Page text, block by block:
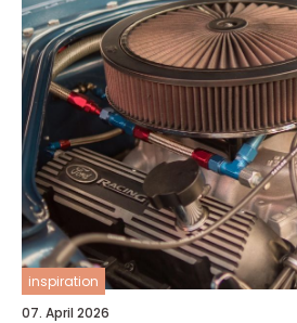
inspiration
07. April 2026